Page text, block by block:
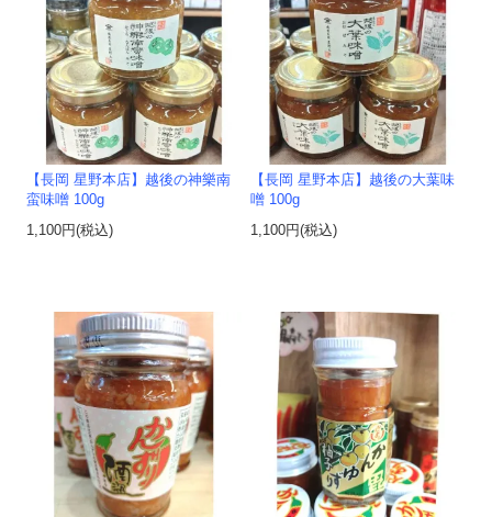
【長岡 星野本店】越後の神樂南
蛮味噌 100g
1,100円(税込)
【長岡 星野本店】越後の大葉味
噌 100g
1,100円(税込)